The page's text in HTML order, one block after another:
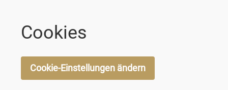
Cookies
Cookie-Einstellungen ändern